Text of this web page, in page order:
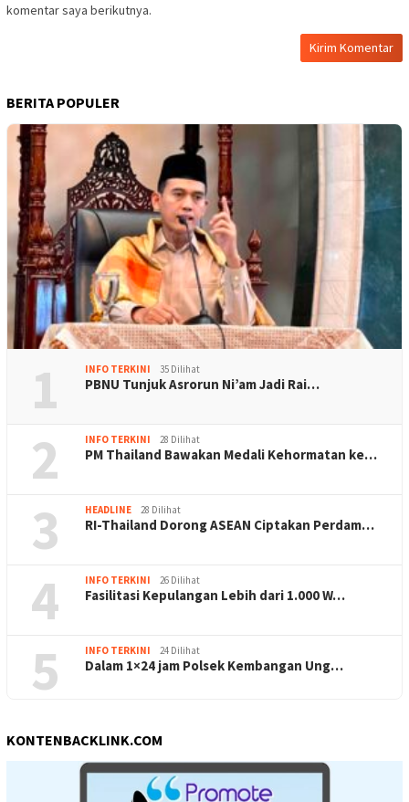
komentar saya berikutnya.
BERITA POPULER
1 INFO TERKINI 35 Dilihat
PBNU Tunjuk Asrorun Ni’am Jadi Rai…
2 INFO TERKINI 28 Dilihat
PM Thailand Bawakan Medali Kehormatan ke…
3 HEADLINE 28 Dilihat
RI-Thailand Dorong ASEAN Ciptakan Perdam…
4 INFO TERKINI 26 Dilihat
Fasilitasi Kepulangan Lebih dari 1.000 W…
5 INFO TERKINI 24 Dilihat
Dalam 1×24 jam Polsek Kembangan Ung…
KONTENBACKLINK.COM